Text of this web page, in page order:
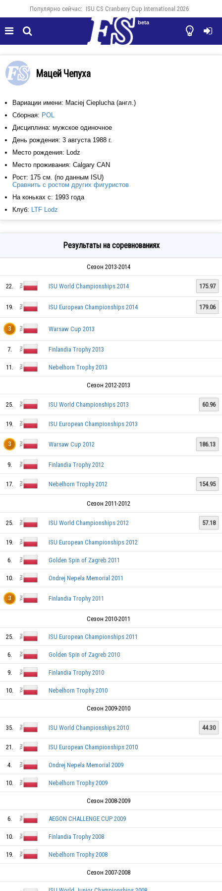
Популярно сейчас: ISU CS Cranberry Cup International 2026
  

beta
Мацей Чепуха
Вариации имени: Maciej Cieplucha (англ.)
Сборная: POL
Дисциплина: мужское одиночное
День рождения: 3 августа 1988 г.
Место рождения: Lodz
Место проживания: Calgary CAN
Рост: 175 см. (по данным ISU)
Сравнить с ростом других фигуристов
На коньках с: 1993 года
Клуб: LTF Lodz
Результаты на соревнованиях
Сезон 2013-2014
22.
POL
ISU World Championships 2014 175.97
19.
POL
ISU European Championships 2014 179.06
3
POL
Warsaw Cup 2013
7.
POL
Finlandia Trophy 2013
11.
POL
Nebelhorn Trophy 2013
Сезон 2012-2013
25.
POL
ISU World Championships 2013 60.96
19. ISU European Championships 2013
3
POL
Warsaw Cup 2012 186.13
9.
POL
Finlandia Trophy 2012
17. Nebelhorn Trophy 2012 154.95
Сезон 2011-2012
25. ISU World Championships 2012 57.18
19. ISU European Championships 2012
6. Golden Spin of Zagreb 2011
10. Ondrej Nepela Memorial 2011
3 Finlandia Trophy 2011
Сезон 2010-2011
25. ISU European Championships 2011
6. Golden Spin of Zagreb 2010
9. Finlandia Trophy 2010
10. Nebelhorn Trophy 2010
Сезон 2009-2010
35. ISU World Championships 2010 44.30
21. ISU European Championships 2010
4. Ondrej Nepela Memorial 2009
10. Nebelhorn Trophy 2009
Сезон 2008-2009
6. AEGON CHALLENGE CUP 2009
10. Finlandia Trophy 2008
19. Nebelhorn Trophy 2008
Сезон 2007-2008